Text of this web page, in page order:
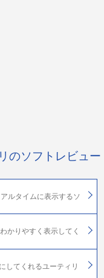
のソフトレビュー
ルタイムに表示するソ
かりやすく表示してく
してくれるユーティリ